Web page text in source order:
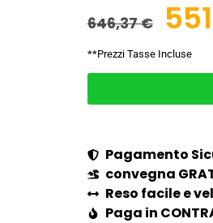
646,37€
**Prezzi Tasse Incluse
Pagamento
convegna
Reso facile e
Paga in